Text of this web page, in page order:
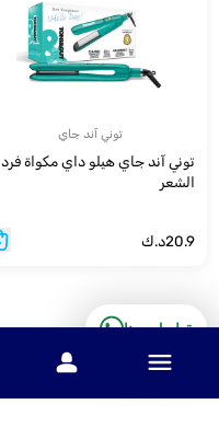
توني آند جاي
توني آند جاي هيلو داي مكواة فرد
الشعر
20.9د.ك
تواصل معنا